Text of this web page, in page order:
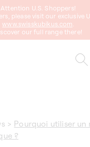
Attention U.S. Shoppers!
please visit our exclusive
www.swisskubikus.com
our full range there!
> Pourquoi utiliser un
?